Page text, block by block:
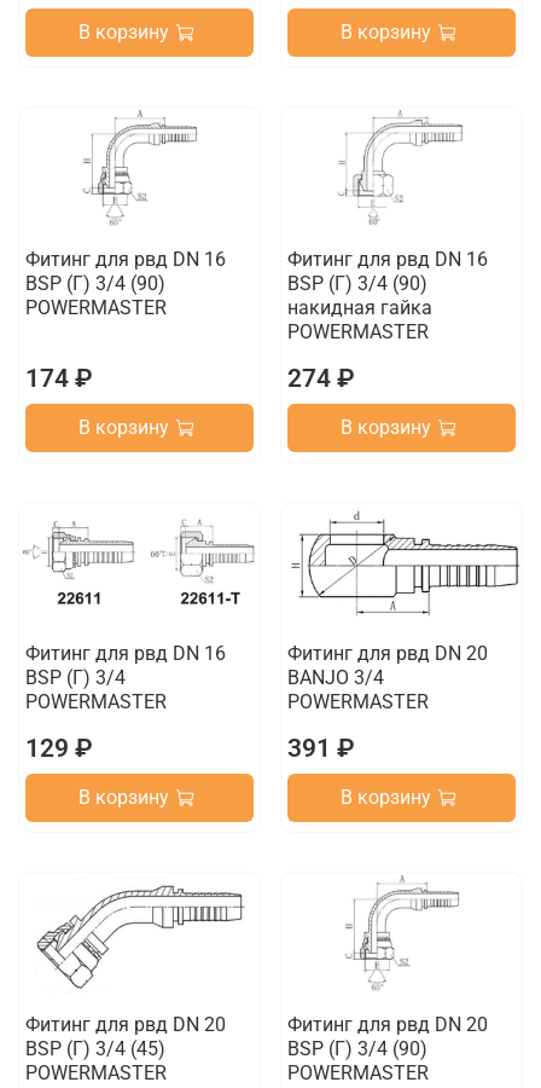
В корзину В корзину
Фитинг для рвд DN 16
BSP (Г) 3/4 (90)
POWERMASTER
174 ₽
В корзину
Фитинг для рвд DN 16
BSP (Г) 3/4 (90)
накидная гайка
POWERMASTER
274 ₽
В корзину
Фитинг для рвд DN 16
BSP (Г) 3/4
POWERMASTER
129 ₽
В корзину
Фитинг для рвд DN 20
BANJO 3/4
POWERMASTER
391 ₽
В корзину
Фитинг для рвд DN 20
BSP (Г) 3/4 (45)
POWERMASTER
Фитинг для рвд DN 20
BSP (Г) 3/4 (90)
POWERMASTER